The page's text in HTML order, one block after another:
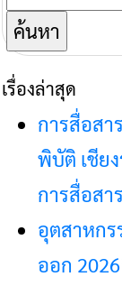
สำหรับ:
เรื่องล่าสุด
การสื่อส
พิบัติ เชีย
การสื่อสา
อุตสาหก
ออก